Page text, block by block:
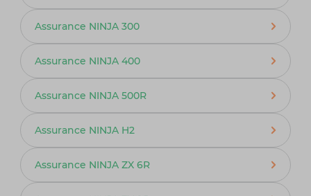
Assurance NINJA 300
Assurance NINJA 400
Assurance NINJA 500R
Assurance NINJA H2
Assurance NINJA ZX 6R